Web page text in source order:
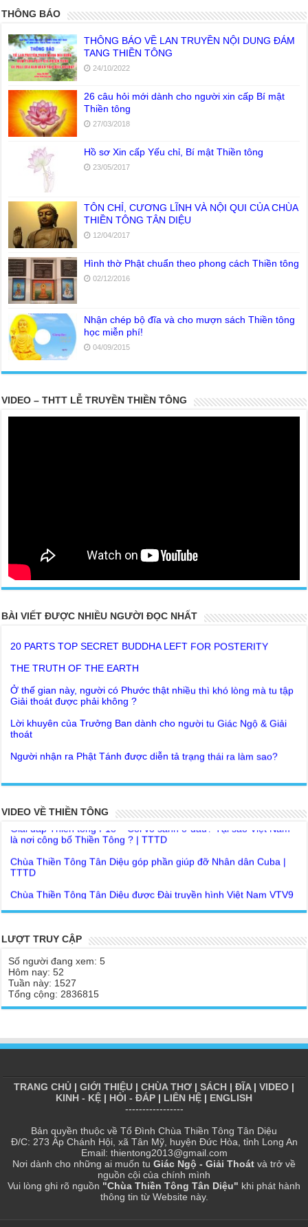
THÔNG BÁO
THÔNG BÁO VỀ LAN TRUYỀN NỘI DUNG ĐÁM
TANG THIỀN TÔNG
24/10/2022
26 câu hỏi mới dành cho người xin cấp Bí mật
Thiền tông
27/03/2018
Hồ sơ Xin cấp Yếu chỉ, Bí mật Thiền tông
23/05/2017
TÔN CHỈ, CƯƠNG LĨNH VÀ NỘI QUI CỦA CHÙA
THIỀN TÔNG TÂN DIỆU
12/04/2017
Hình thờ Phật chuẩn theo phong cách Thiền tông
02/12/2016
Nhận chép bộ đĩa và cho mượn sách Thiền tông
học miễn phí!
04/09/2015
VIDEO – THTT LỄ TRUYỀN THIỀN TÔNG
BÀI VIẾT ĐƯỢC NHIỀU NGƯỜI ĐỌC NHẤT
20 PARTS TOP SECRET BUDDHA LEFT FOR POSTERITY
THE TRUTH OF THE EARTH
Ở thế gian này, người có Phước thật nhiều thì khó lòng mà tu tập
Giải thoát được phải không ?
Lời khuyên của Trưởng Ban dành cho người tu Giác Ngộ & Giải
thoát
Người nhận ra Phật Tánh được diễn tả trạng thái ra làm sao?
Đức Phật dạy về cách tạo Công Đức và Phước Đức
Như Lai Thanh Tịnh Thiền, Thiền Tông và Tổ Sư thiền là sao?
Lục Diệu Pháp Môn
Tu theo Thiền tông phải bỏ hết sao?
Tại sao Ma Vương không làm gì được Đức Phật?
Tinh thần Thiền tông
VIDEO VỀ THIỀN TÔNG
là nơi công bố Thiền Tông ? | TTTD
Chùa Thiền Tông Tân Diệu góp phần giúp đỡ Nhân dân Cuba |
TTTD
Chùa Thiền Tông Tân Diệu được Đài truyền hình Việt Nam VTV9
phỏng vấn trực tiếp
Chùa Thiền Tông Tân Diệu - Phóng sự "Gieo duyên giữa mùa lũ"
| TTTD
Chùa Thiền Tông Tân Diệu được Báo Đài Nghệ An đưa tin giúp
người dân vùng lũ | TTTD
Báo VTV, VOV, An Ninh Thủ Đô đưa tin về chùa Thiền Tông Tân
Diệu
Chùa Thiền Tông Tân Diệu tham dự kỷ niệm 100 năm ngày Báo
chí Việt Nam
người đầu tiên? | TTTD
trong bảo tồn và phát huy di sản văn hóa phi vật thể
Chùa Thiền Tông Tân Diệu được Đài Hà Nội thực hiện phóng sự
Chùa Thiền Tông Tân Diệu thiết thực hưởng ứng tháng nhân đạo
2025 - Báo Đời Sống Pháp Luật
Chùa Thiền Tông Tân Diệu - Giải đáp P16 Thần, Thánh Tiên ăn
gì? Đạo dạy Tu để làm súc sinh?
Phóng sự Nét đẹp về chùa Thiền Tông Tân Diệu - Truyền hình
LƯỢT TRUY CẬP
Số người đang xem: 5
Hôm nay: 52
Tuần này: 1527
Tổng cộng: 2836815
TRANG CHỦ GIỚI THIỆU CHÙA THƠ SÁCH ĐĨA| VIDEO
KINH - KỆ
HỎI - ĐÁP LIÊN HỆ
ENGLISH
-----------------
Bản quyền thuộc về Tổ Đình Chùa Thiền Tông Tân Diệu
Đ/C: 273 Ấp Chánh Hội, xã Tân Mỹ, huyện Đức Hòa, tỉnh Long An
Email: thientong2013@gmail.com
Nơi dành cho những ai muốn tu Giác Ngộ - Giải Thoát và trở về
nguồn cội của chính mình
Vui lòng ghi rõ nguồn "Chùa Thiền Tông Tân Diệu" khi phát hành
thông tin từ Website này.